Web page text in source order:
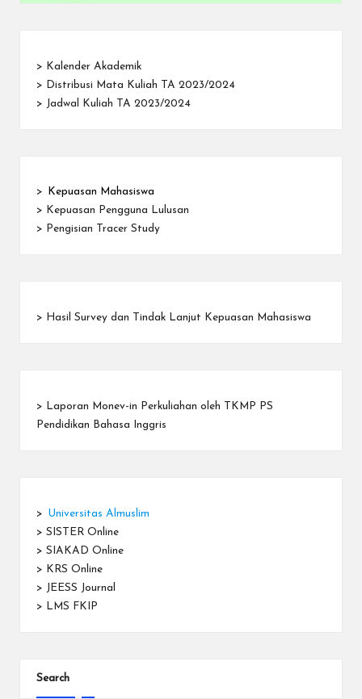
>
Kalender Akademik
>
Distribusi Mata Kuliah TA 2023/2024
> Jadwal Kuliah TA 2023/2024
>
Kepuasan Mahasiswa
>
Kepuasan Pengguna Lulusan
>
Pengisian Tracer Study
> Hasil Survey dan Tindak Lanjut Kepuasan Mahasiswa
>
Laporan Monev-in Perkuliahan oleh TKMP PS
Pendidikan Bahasa Inggris
>
Universitas Almuslim
> SISTER Online
> SIAKAD Online
>
KRS Online
> JEESS Journal
>
LMS FKIP
Search